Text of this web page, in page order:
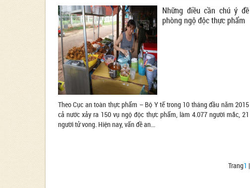
Những điều cần chú ý đề
phòng ngộ độc thực phẩm
Theo Cục an toàn thực phẩm – Bộ Y tế trong 10 tháng đầu năm 2015
cả nước xảy ra 150 vụ ngộ độc thực phẩm, làm 4.077 người mắc, 21
người tử vong. Hiện nay, vấn đề an...
Trang1 |